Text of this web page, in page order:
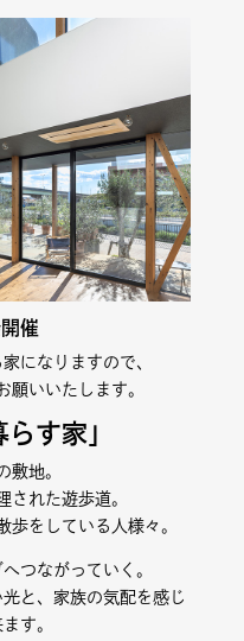
催
になりますので、
願いいたします。
らす家」
敷地。
された遊歩道。
歩をしている人様々。
つながっていく。
と、家族の気配を感じ
す。